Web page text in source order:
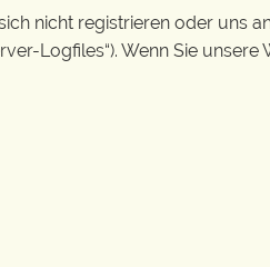
nicht registrieren oder uns
Logfiles“). Wenn Sie